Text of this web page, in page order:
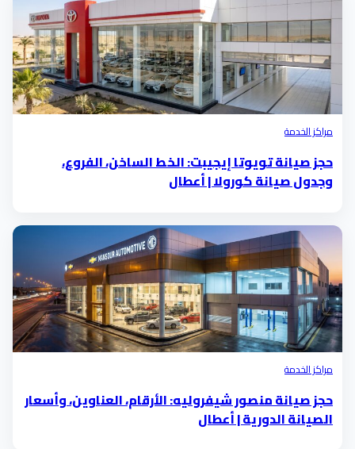
مراكز الخدمة
حجز صيانة تويوتا إيجيبت: الخط الساخن، الفروع،
وجدول صيانة كورولا | أعطال
مراكز الخدمة
حجز صيانة منصور شيفروليه: الأرقام، العناوين، وأسعار
الصيانة الدورية | أعطال